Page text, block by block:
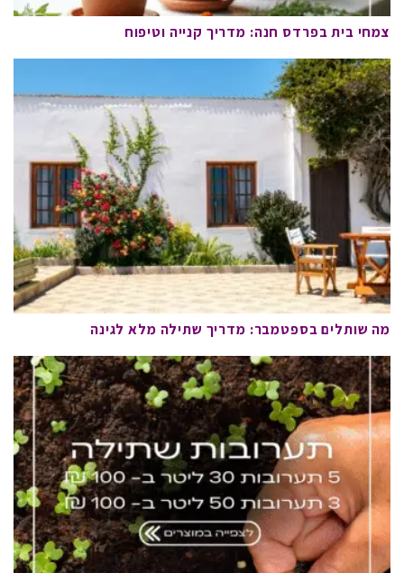
צמחי בית בפרדס חנה: מדריך קנייה וטיפוח
מה שותלים בספטמבר: מדריך שתילה מלא לגינה